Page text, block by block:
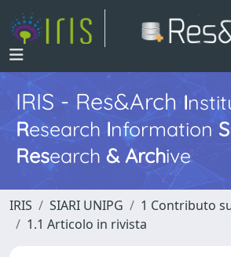
IRIS - Res&ArchI
Research InformationS
Research & Archive
IRIS SIARI UNIPG
1 Contributo
1.1 Articolo in rivista